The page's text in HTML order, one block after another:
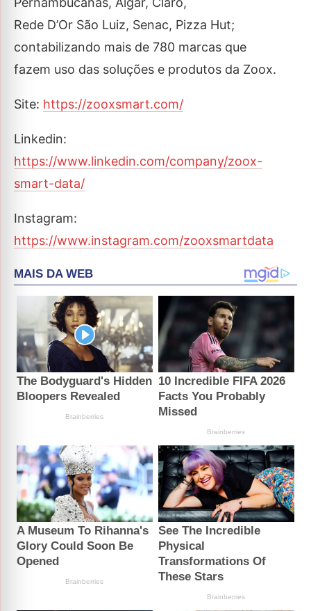
Rede D’Or São Luiz, Senac, Pizza Hut;
contabilizando mais de 780 marcas que
fazem uso das soluções e produtos da Zoox.
Site: https://zooxsmart.com/
Linkedin:
https://www.linkedin.com/company/zoox-
smart-data/
Instagram:
https://www.instagram.com/zooxsmartdata